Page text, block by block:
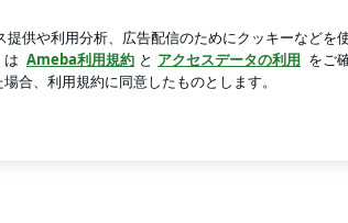
新規登録